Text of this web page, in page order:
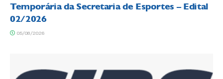
Temporária da Secretaria de Esportes – Edital
02/2026
05/08/2026